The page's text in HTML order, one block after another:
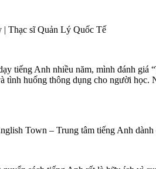
Thạc sĩ Quản Lý Quốc Tế
tiếng Anh nhiều năm, mình đánh giá
tình huống thông dụng cho người
Town – Trung tâm tiếng Anh